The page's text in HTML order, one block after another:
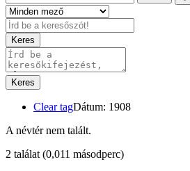
Keres
Keres
Clear tagDátum: 1908
A névtér nem talált.
2 találat (0,011 másodperc)